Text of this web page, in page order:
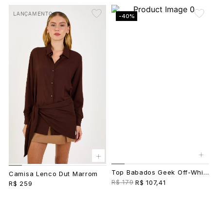
LANÇAMENTO
+
Camisa Lenco Dut Marrom
R$ 259
-40%
+
Top Babados Geek Off-White
R$ 179 R$ 107,41